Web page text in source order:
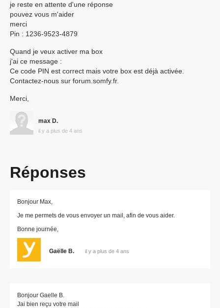
Sécurité
Domotique
Chauffage
Autres produits
Contact
je reste en attente d'une réponse
pouvez vous m'aider
merci
Pin : 1236-9523-4879
Quand je veux activer ma box
j'ai ce message :
Ce code PIN est correct mais votre box est déjà activée.
Contactez-nous sur forum.somfy.fr.
Merci,
max D.
il y a plus de 4 ans
Réponses
Bonjour Max,
Je me permets de vous envoyer un mail, afin de vous aider.
Bonne journée,
Gaëlle B. il y a plus de 4 ans
Bonjour Gaelle B.
Jai bien reçu votre mail